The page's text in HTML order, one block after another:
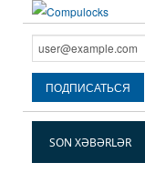
SON XƏBƏRLƏR